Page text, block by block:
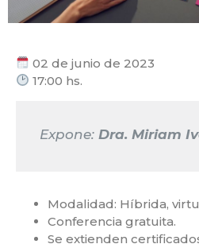
02 de junio de 2023
17:00 hs.
Expone: Dra. Miriam
Modalidad: Híbrida,
Conferencia gratuita.
Se extienden